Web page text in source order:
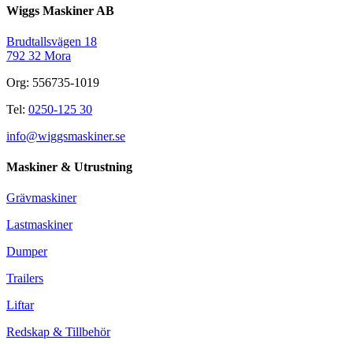
Wiggs Maskiner AB
Brudtallsvägen 18
792 32 Mora
Org: 556735-1019
Tel: 0250-125 30
info@wiggsmaskiner.se
Maskiner & Utrustning
Grävmaskiner
Lastmaskiner
Dumper
Trailers
Liftar
Redskap & Tillbehör